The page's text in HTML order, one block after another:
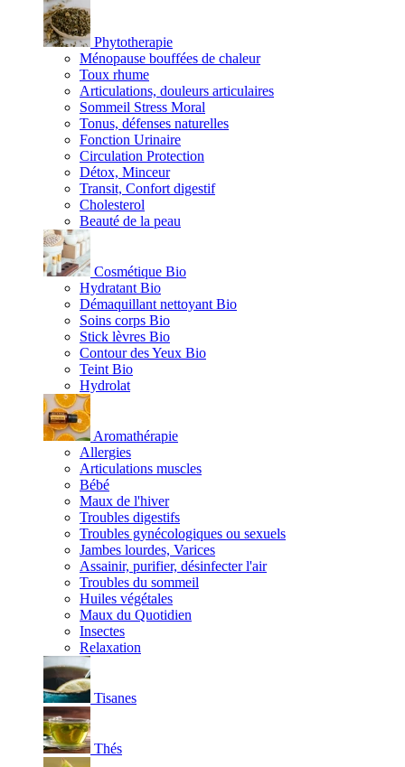
Phytotherapie
Ménopause bouffées de chaleur
Toux rhume
Articulations, douleurs articulaires
Sommeil Stress Moral
Tonus, défenses naturelles
Fonction Urinaire
Circulation Protection
Détox, Minceur
Transit, Confort digestif
Cholesterol
Beauté de la peau
Cosmétique Bio
Hydratant Bio
Démaquillant nettoyant Bio
Soins corps Bio
Stick lèvres Bio
Contour des Yeux Bio
Teint Bio
Hydrolat
Aromathérapie
Allergies
Articulations muscles
Bébé
Maux de l'hiver
Troubles digestifs
Troubles gynécologiques ou sexuels
Jambes lourdes, Varices
Assainir, purifier, désinfecter l'air
Troubles du sommeil
Huiles végétales
Maux du Quotidien
Insectes
Relaxation
Tisanes
Thés